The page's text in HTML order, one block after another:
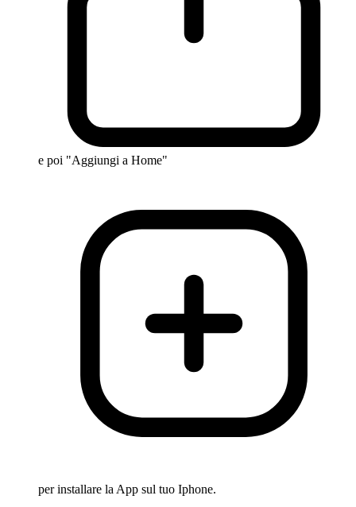
e poi "Aggiungi a Home"
per installare la App sul tuo Iphone.